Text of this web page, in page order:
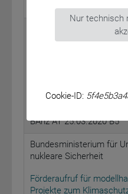
BAnz AT 25.03.2020 B4
Bundesministerium für
nukleare Sicherheit
Änderung der Richtlinie
vom: 21. Februar 2020
BAnz AT 25.03.2020 B5
Bundesministerium für
nukleare Sicherheit
Förderaufruf für
Projekte zum
Nur technisch notwendige Cookies
Cookie-ID: